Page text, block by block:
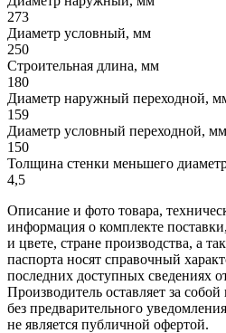
273
Диаметр условный, мм
250
Строительная длина, мм
180
Диаметр наружный переходной,
159
Диаметр условный переходной, мм
150
Толщина стенки меньшего
4,5
Описание и фото товара,
информация о комплекте
и цвете, стране производства, а
паспорта носят справочный
последних доступных сведениях
Производитель оставляет за
без предварительного
не является публичной офертой.